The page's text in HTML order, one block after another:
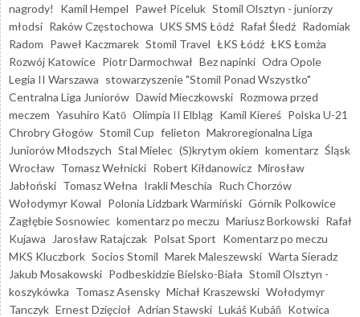
nagrody!
Kamil Hempel Paweł Piceluk Stomil Olsztyn - juniorzy
młodsi Raków Częstochowa UKS SMS Łódź Rafał Śledź Radomiak
Radom Paweł Kaczmarek Stomil Travel ŁKS Łódź ŁKS Łomża
Rozwój Katowice Piotr Darmochwał Bez napinki Odra Opole
Legia II Warszawa stowarzyszenie "Stomil Ponad Wszystko"
Centralna Liga Juniorów Dawid Mieczkowski Rozmowa przed
meczem Yasuhiro Katō Olimpia II Elbląg Kamil Kiereś Polska U-21
Chrobry Głogów Stomil Cup felieton Makroregionalna Liga
Juniorów Młodszych Stal Mielec (S)krytym okiem komentarz Śląsk
Wrocław Tomasz Wełnicki Robert Kiłdanowicz Mirosław
Jabłoński Tomasz Wełna Irakli Meschia Ruch Chorzów
Wołodymyr Kowal Polonia Lidzbark Warmiński Górnik Polkowice
Zagłębie Sosnowiec komentarz po meczu Mariusz Borkowski Rafał
Kujawa
Jarosław Ratajczak Polsat Sport Komentarz po meczu
MKS Kluczbork Socios Stomil Marek Maleszewski Warta Sieradz
Jakub Mosakowski Podbeskidzie Bielsko-Biała Stomil Olsztyn -
koszykówka Tomasz Asensky Michał Kraszewski Wołodymyr
Tanczyk Ernest Dzięcioł Adrian Stawski Lukáš Kubáň Kotwica